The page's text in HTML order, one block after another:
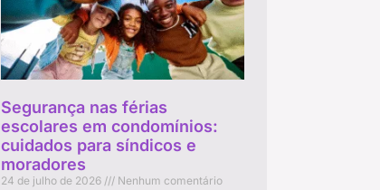
Segurança nas férias
escolares em condomínios:
cuidados para síndicos e
moradores
24 de julho de 2026 Nenhum comentário